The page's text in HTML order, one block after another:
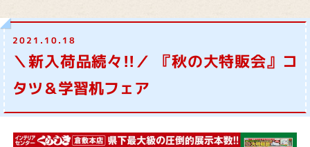
2021.10.18
＼新入荷品続々!!／ 『秋の大特販会』コ
タツ＆学習机フェア